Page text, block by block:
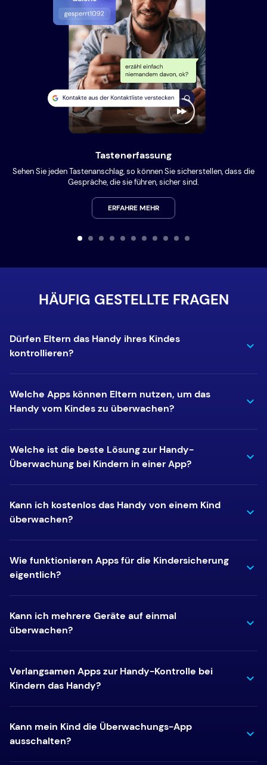
Tastenerfassung
Sehen Sie jeden Tastenanschlag, so können Sie sicherstellen, dass die
Gespräche, die sie führen, sicher sind.
ERFAHRE MEHR
HÄUFIG GESTELLTE FRAGEN
Dürfen Eltern das Handy ihres Kindes
kontrollieren?
Welche Apps können Eltern nutzen, um das
Handy vom Kindes zu überwachen?
Welche ist die beste Lösung zur Handy-
Überwachung bei Kindern in einer App?
Kann ich kostenlos das Handy von einem Kind
überwachen?
Wie funktionieren Apps für die Kindersicherung
eigentlich?
Kann ich mehrere Geräte auf einmal
überwachen?
Verlangsamen Apps zur Handy-Kontrolle bei
Kindern das Handy?
Kann mein Kind die Überwachungs-App
ausschalten?